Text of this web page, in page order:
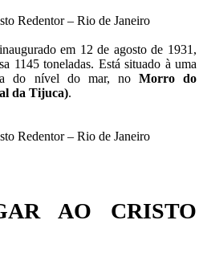
Redentor – Rio de Janeiro
em 12 de agosto de 1931,
1145 toneladas. Está situado à uma
do nível do mar, no Morro do
da Tijuca).
Redentor – Rio de Janeiro
AO CRISTO